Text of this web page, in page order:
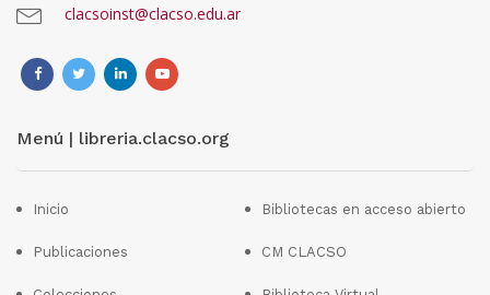
clacsoinst@clacso.edu.ar
Menú | libreria.clacso.org
Inicio
Publicaciones
Bibliotecas en acceso abierto
CM CLACSO